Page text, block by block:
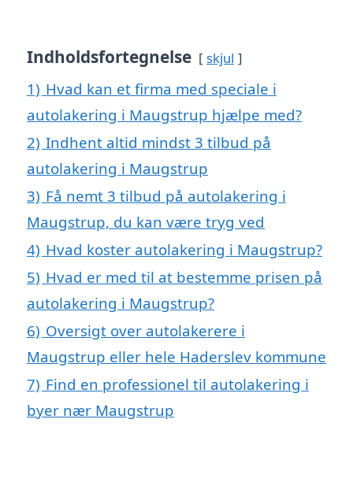
Indholdsfortegnelse skjul
1) Hvad kan et firma med speciale i
autolakering i Maugstrup hjælpe med?
2) Indhent altid mindst 3 tilbud på
autolakering i Maugstrup
3) Få nemt 3 tilbud på autolakering i
Maugstrup, du kan være tryg ved
4) Hvad koster autolakering i Maugstrup?
5) Hvad er med til at bestemme prisen på
autolakering i Maugstrup?
6) Oversigt over autolakerere i
Maugstrup eller hele Haderslev kommune
7) Find en professionel til autolakering i
byer nær Maugstrup